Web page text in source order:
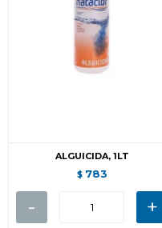
ALGUICIDA, 1LT
$ 783
- +